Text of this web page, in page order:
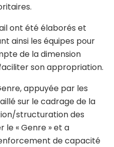
ont été élaborés et
ainsi les équipes pour
de la dimension
son appropriation.
appuyée par les
sur le cadrage de la
structuration des
le « Genre » et a
de capacité